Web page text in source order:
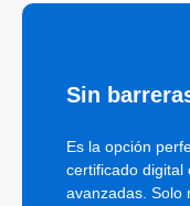
Sin
Es la opción
certificado digital
avanzadas. Solo